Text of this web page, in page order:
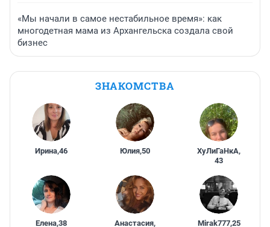
«Мы начали в самое нестабильное время»: как
многодетная мама из Архангельска создала свой
бизнес
ЗНАКОМСТВА
Ирина,46 Юлия,50 ХуЛиГаНкА,
43
Елена,38 Анастасия, Mirak777,25